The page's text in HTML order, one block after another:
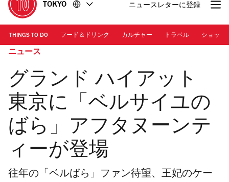
移
動
動
TOKYO ニュースレターに登録
THINGS TO DO フード＆ドリンク カルチャー トラベル ショッピ
ニュース
グランド ハイアット
東京に「ベルサイユの
ばら」アフタヌーンテ
ィーが登場
往年の「ベルばら」ファン待望、王妃のケー